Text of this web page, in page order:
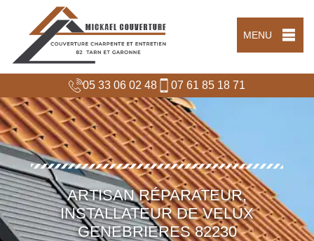
MENU
05 33 06 02 48 07 61 85 18 71
ARTISAN RÉPARATEUR,
INSTALLATEUR DE VELUX
GENEBRIERES 82230